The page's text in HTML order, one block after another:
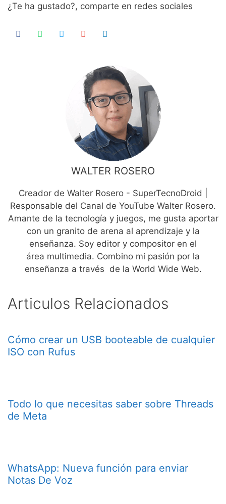
¿Te ha gustado?, comparte en redes sociales
WALTER ROSERO
Creador de Walter Rosero - SuperTecnoDroid |
Responsable del Canal de YouTube Walter Rosero.
Amante de la tecnología y juegos, me gusta aportar
con un granito de arena al aprendizaje y la
enseñanza. Soy editor y compositor en el
área multimedia. Combino mi pasión por la
enseñanza a través de la World Wide Web.
Articulos Relacionados
Cómo crear un USB booteable de cualquier
ISO con Rufus
Todo lo que necesitas saber sobre Threads
de Meta
WhatsApp: Nueva función para enviar
Notas De Voz